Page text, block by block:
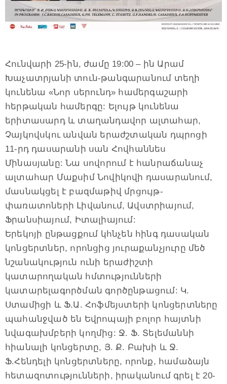
Հունվարի 25-ին, ժամը 19:00 – ին Արամ
Խաչատրյանի տուն-թանգարանում տեղի
կունենա «Նոր սերունդ» համերգաշարի
հերթական համերգը: Ելույթ կունենա
երիտասարդ և տաղանդավոր ալտահար,
Չայկովսկու անվան երաժշտական դպրոցի
11-րդ դասարանի սան Հովհաննես
Մինասյանը: Նա սովորում է հանրաճանաչ
ալտահար Մաքսիմ Նովիկովի դասարանում,
մասնակցել է բազմաթիվ մրցույթ-
փառատոների Լիվանում, Ավստրիայում,
Ֆրանսիայում, Իտալիայում:
Երեկոյի ընթացքում կհնչեն հինգ դասական
կոնցերտներ, որոնցից յուրաքանչյուրը մեծ
նշանակություն ունի երաժիշտի
կատարողական հմտությունների
կատարելագործման գործընթացում: Կ.
Ստամիցի և Ֆ.Ա. Հոֆմեյստերի կոնցերտները
պահանջված են Եվրոպայի բոլոր հայտնի
նվագախմբերի կողմից: Ջ. Ֆ. Տելեմաննի
հիանալի կոնցերտը, Յ. Ք. Բախի և Ջ.
Ֆ.Հենդելի կոնցերտները, որոնք, համաձայն
հետազոտությունների, իրականում գրել է 20-